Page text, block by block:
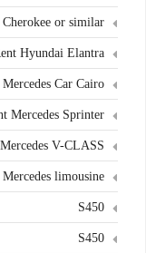
Cherokee or similar
Hyundai Elantra
Mercedes Car Cairo
Mercedes Sprinter
V-CLASS
limousine
S450
S450